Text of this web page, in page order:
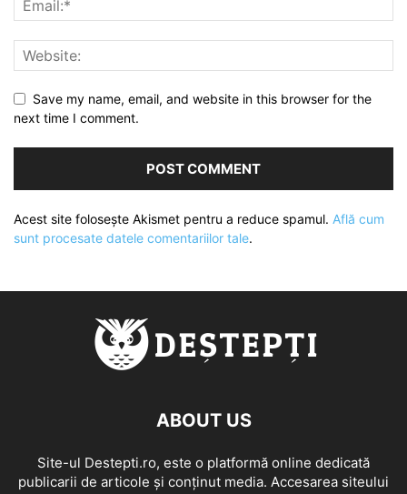
Save my name, email, and website in this browser for the
next time I comment.
Acest site folosește Akismet pentru a reduce spamul. Află cum
sunt procesate datele comentariilor tale.
ABOUT US
Site-ul Destepti.ro, este o platformă online dedicată
publicarii de articole și conținut media. Accesarea siteului